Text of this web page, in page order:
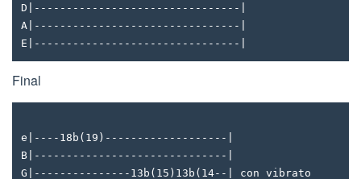
D|--------------------------------|
A|--------------------------------|
E|--------------------------------|
Final
e|----18b(19)-------------------|
B|------------------------------|
G|---------------13b(15)13b(14--| con vibrato